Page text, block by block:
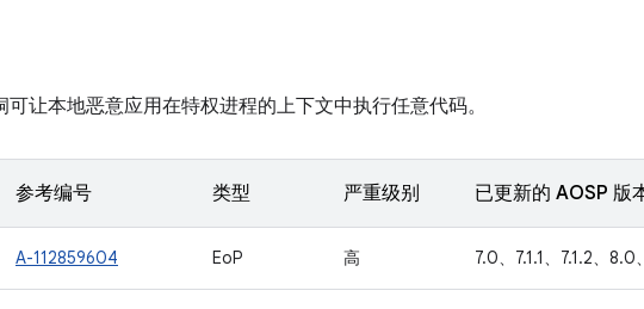
让本地恶意应用在特权进程的上下文中执行任意代码。
参考编号 类型 严重级别 已更新的 AOSP 版
A-112859604 EoP 高 7.0、7.1.1、7.1.2、8.0